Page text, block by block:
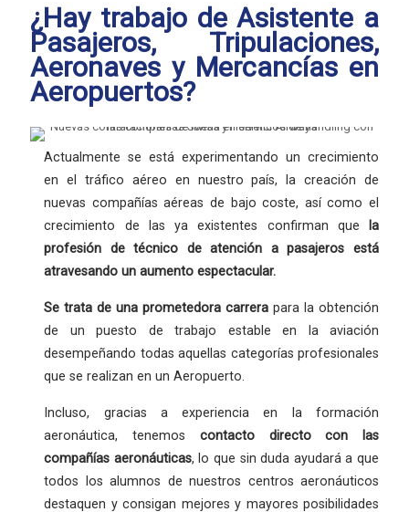
¿Hay trabajo de Asistente a
Pasajeros, Tripulaciones,
Aeronaves y Mercancías en
Aeropuertos?
Actualmente se está experimentando un crecimiento
en el tráfico aéreo en nuestro país, la creación de
nuevas compañías aéreas de bajo coste, así como el
crecimiento de las ya existentes confirman que
la
profesión
de técnico de atención a pasajeros está
atravesando un aumento espectacular.
Se trata de unaprometedora carrera para la obtención
de un puesto de trabajo estable en la aviación
desempeñando todas aquellas categorías profesionales
que se realizan en un Aeropuerto.
Incluso, gracias a experiencia en la formación
aeronáutica, tenemos contacto directo con las
compañías aeronáuticas, lo que sin duda ayudará a que
todos los alumnos de nuestros centros aeronáuticos
destaquen y consigan mejores y mayores posibilidades